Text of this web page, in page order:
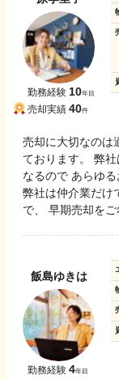
勤務経験 10年目
売却実績 40件
売却に大切なのは
ております。 弊
なるので あらゆ
弊社は仲介業だけ
で、 早期売却を
飯島ゆきは
勤務経験 4年目